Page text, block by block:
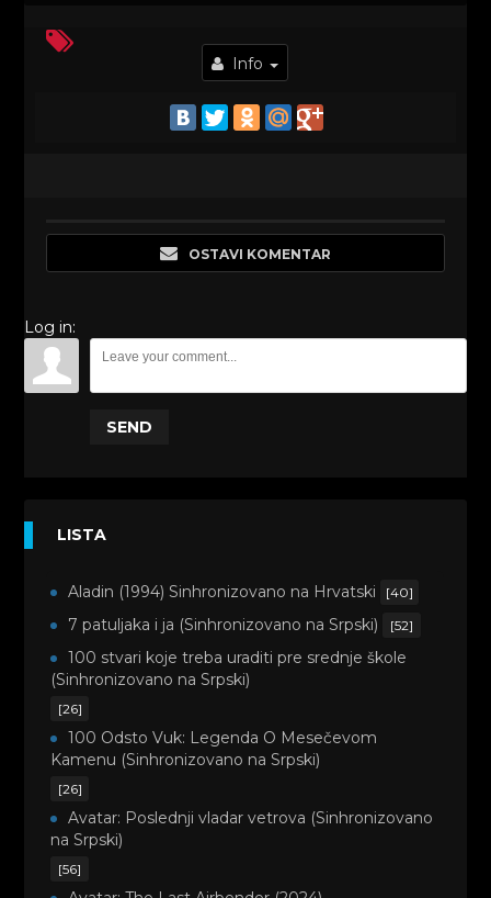
Info
OSTAVI KOMENTAR
Log in:
SEND
LISTA
Aladin (1994) Sinhronizovano na Hrvatski [40]
7 patuljaka i ja (Sinhronizovano na Srpski) [52]
100 stvari koje treba uraditi pre srednje škole
(Sinhronizovano na Srpski)
[26]
100 Odsto Vuk: Legenda O Mesečevom
Kamenu (Sinhronizovano na Srpski)
[26]
Avatar: Poslednji vladar vetrova (Sinhronizovano
na Srpski)
[56]